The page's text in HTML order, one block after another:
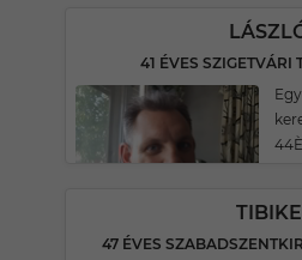
41 ÉVES SZIGETVÁRI
TIBIKE